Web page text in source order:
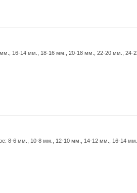
16-14 мм., 18-16 мм., 20-18 мм., 22-20 мм., 24-
8-6 мм., 10-8 мм., 12-10 мм., 14-12 мм., 16-14